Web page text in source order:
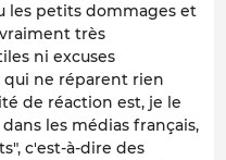
les petits dommages et
très
ni excuses
ne réparent rien
de réaction est, je le
les médias français,
c'est-à-dire des